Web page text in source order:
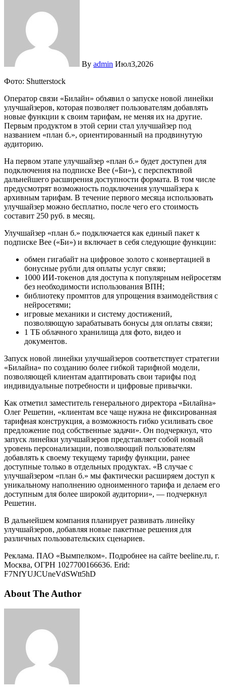
By admin Июл3,2026
Фото: Shutterstock
Оператор связи «Билайн» объявил о запуске новой линейки
улучшайзеров, которая позволяет пользователям добавлять
новые функции к своим тарифам, не меняя их на другие.
Первым продуктом в этой серии стал улучшайзер под
названием «план б.», ориентированный на продвинутую
аудиторию.
На первом этапе улучшайзер «план б.» будет доступен для
подключения на подписке Bee («Би»), с перспективой
дальнейшего расширения доступности формата. В том числе
предусмотрят возможность подключения улучшайзера к
архивным тарифам. В течение первого месяца использовать
улучшайзер можно бесплатно, после чего его стоимость
составит 250 руб. в месяц.
Улучшайзер «план б.» подключается как единый пакет к
подписке Bee («Би») и включает в себя следующие функции:
обмен гигабайт на цифровое золото с конвертацией в
бонусные рубли для оплаты услуг связи;
1000 ИИ-токенов для доступа к популярным нейросетям
без необходимости использования ВПН;
библиотеку промптов для упрощения взаимодействия с
нейросетями;
игровые механики и систему достижений,
позволяющую зарабатывать бонусы для оплаты связи;
1 ТБ облачного хранилища для фото, видео и
документов.
Запуск новой линейки улучшайзеров соответствует стратегии
«Билайна» по созданию более гибкой тарифной модели,
позволяющей клиентам адаптировать свои тарифы под
индивидуальные потребности и цифровые привычки.
Как отметил заместитель генерального директора «Билайна»
Олег Решетин, «клиентам все чаще нужна не фиксированная
тарифная конструкция, а возможность гибко усиливать свое
предложение под собственные задачи». Он подчеркнул, что
запуск линейки улучшайзеров представляет собой новый
уровень персонализации, позволяющий пользователям
добавлять к своему текущему тарифу функции, ранее
доступные только в отдельных продуктах. «В случае с
улучшайзером «план б.» мы фактически расширяем доступ к
уникальному наполнению одноименного тарифа и делаем его
доступным для более широкой аудитории», — подчеркнул
Решетин.
В дальнейшем компания планирует развивать линейку
улучшайзеров, добавляя новые пакетные решения для
различных пользовательских сценариев.
Реклама. ПАО «Вымпелком». Подробнее на сайте beeline.ru, г.
Москва, ОГРН 1027700166636. Erid:
F7NfYUJCUneVdSWtt5hD
About The Author